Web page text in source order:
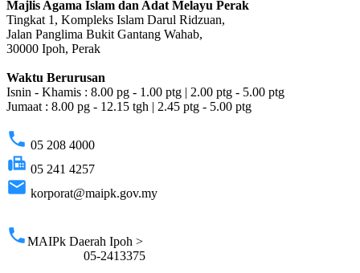
Majlis Agama Islam dan Adat Melayu Perak
Tingkat 1, Kompleks Islam Darul Ridzuan,
Jalan Panglima Bukit Gantang Wahab,
30000 Ipoh, Perak
Waktu Berurusan
Isnin - Khamis : 8.00 pg - 1.00 ptg | 2.00 ptg - 5.00 ptg
Jumaat : 8.00 pg - 12.15 tgh | 2.45 ptg - 5.00 ptg
phone 05 208 4000
fax 05 241 4257
email korporat@maipk.gov.my
phoneMAIPk Daerah Ipoh >
05-2413375